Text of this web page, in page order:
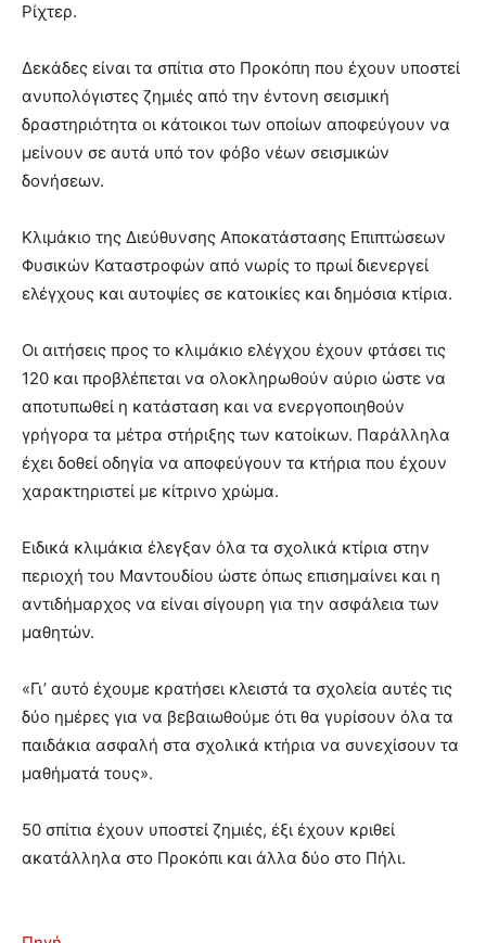
Ρίχτερ.
Δεκάδες είναι τα σπίτια στο Προκόπη που έχουν υποστεί
ανυπολόγιστες ζημιές από την έντονη σεισμική
δραστηριότητα οι κάτοικοι των οποίων αποφεύγουν να
μείνουν σε αυτά υπό τον φόβο νέων σεισμικών
δονήσεων.
Κλιμάκιο της Διεύθυνσης Αποκατάστασης Επιπτώσεων
Φυσικών Καταστροφών από νωρίς το πρωί διενεργεί
ελέγχους και αυτοψίες σε κατοικίες και δημόσια κτίρια.
Οι αιτήσεις προς το κλιμάκιο ελέγχου έχουν φτάσει τις
120 και προβλέπεται να ολοκληρωθούν αύριο ώστε να
αποτυπωθεί η κατάσταση και να ενεργοποιηθούν
γρήγορα τα μέτρα στήριξης των κατοίκων. Παράλληλα
έχει δοθεί οδηγία να αποφεύγουν τα κτήρια που έχουν
χαρακτηριστεί με κίτρινο χρώμα.
Ειδικά κλιμάκια έλεγξαν όλα τα σχολικά κτίρια στην
περιοχή του Μαντουδίου ώστε όπως επισημαίνει και η
αντιδήμαρχος να είναι σίγουρη για την ασφάλεια των
μαθητών.
«Γι’ αυτό έχουμε κρατήσει κλειστά τα σχολεία αυτές τις
δύο ημέρες για να βεβαιωθούμε ότι θα γυρίσουν όλα τα
παιδάκια ασφαλή στα σχολικά κτήρια να συνεχίσουν τα
μαθήματά τους».
50 σπίτια έχουν υποστεί ζημιές, έξι έχουν κριθεί
ακατάλληλα στο Προκόπι και άλλα δύο στο Πήλι.